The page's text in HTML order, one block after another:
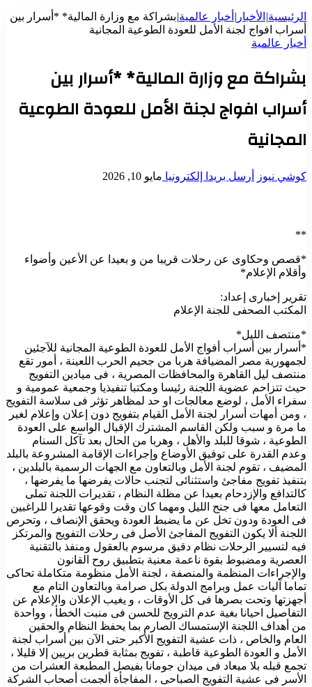
الرئيسية| الأخبار | أخبار عالمية|بشراكة مع وزارة المالية* *أسرار بين
أسراب افواج لجنة الأمل للعودة الطوعية المجانية
أخبار عالمية
بشراكة مع وزارة المالية* *أسرار بين
أسراب افواج لجنة الأمل للعودة الطوعية
المجانية
كوشي نيوز أرسل بريدا إلكترونيا مايو 10, 2026
**
*قصص وحكاوى عن رحلات قريبا من و بعيدا عن الأعين وأضواء
وأقلام الإعلام*
تقرير إخبارى إعداد:
المكتب الصحفى للجنة الإعلام
*منتصف الليل*
*أسرار بين أسراب أفواج الأمل للعودة الطوعية المجانية للآجئين
لجمهورية مصر المضيافة هربا من جحيم الحرب اللعينة ، أمور تقع
منتصف ليل القاهرة والمحافظات المصرية ، فى ميادين التفويج
حيث تتزاحم عضوية اللجنة رئيسا ومكتبا تنفيذيا وجمعية عمومية و
سفراء الأمل ، لوضع معالجات او حد لمظاهر تؤثر فى سلاسة التفويج
، ومن أمهات أسرار لجنة الأمل القيام بتفويج دون إعلان وإعلام لغير
ما مرة و سبب ولكن القاسم المشترك الإقبال الواسع على العودة
الطوعية ، شوقا للبلد والأهل ، وهربا من الحال بعد تآكل السنام
وعدم القدرة على توفيق الأوضاع وإجراءات الإقامة المشروعة بالبلد
المضيف ، تقوم لجنة الأمل وبالتعاون مع الجهات الرسمية بالبلدين ،
بتنفيذ تفويج مفاجئ واستثنائى لتجنب حالات يفرضها ما يفرضها ،
كالتدافع والإزدحام بعيدا عن مظلة النظام ، تقديرات اللجنة تملى
التعامل معها فى جنح الليل ومهما كان وقت وقوعها تقديرا للراغبين
فى العودة ودون تخل عن ما يضبط العودة ويحقق الإنصاف ، وتحرص
اللجنة ألا يكون التفويج المفاجئ الأصل فى رحلات التفويج والمرتكز
فيه لتسيير الرحلات نظام دقيق مرسوم بالعقول ومنفذ بالتقنية
العصرية ومضبوط بقوة ناعمة معنية بتطبيق روح القانون
والإجراءات المنظمة والمنصفة ، لجنة الأمل منظومة متكاملة تحاكى
تماما آليات عمل وبرامج الدولة بكل صرامة وبالتعاون التام مع
أجهزتها وتحت بصرها فى كل الأوقات ، و يغيب الإعلان والإعلام عن
التفاصيل احيانا بغية عدم الترويج للحسن فى منبت الخطأ ، وواحدة
من أهداف اللجنة الإستمساك الصارم بما يحفظ النظام والحقين
العام والخاص ، ذات عشية التفويج الأكبر حتى الآن بين أسراب لجنة
الأمل و العودة الطوعية قاطبة ، تفويج بمثابة قطرين بريين إلا قليلا ،
تجمع قبله بلا ميعاد فى ميدان جومانا بفيصل المطبعة العشرات من
الأسر فى عشية التفويج الصباحى ، المفاجأة ألجمت أصحاب الشركة